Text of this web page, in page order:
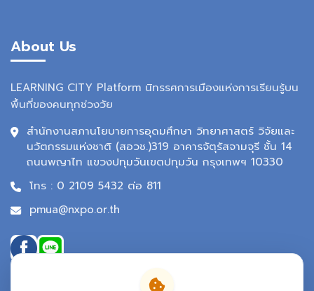
About Us
LEARNING CITY Platform นิทรรศการเมืองแห่งการเรียนรู้บน
พื้นที่ของคนทุกช่วงวัย
สำนักงานสภานโยบายการอุดมศึกษา วิทยาศาสตร์ วิจัยและ
นวัตกรรมแห่งชาติ (สอวช.)319 อาคารจัตุรัสจามจุรี ชั้น 14
ถนนพญาไท แขวงปทุมวันเขตปทุมวัน กรุงเทพฯ 10330
โทร : 0 2109 5432 ต่อ 811
pmua@nxpo.or.th